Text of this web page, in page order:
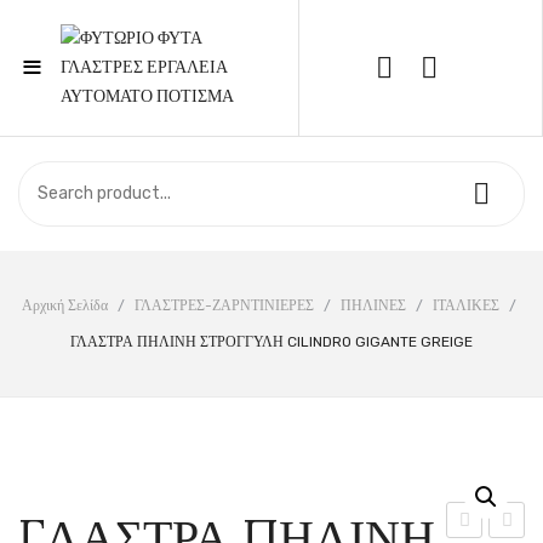
≡
Call Support: 210 6857844
ΣΧΕΤΙΚΆ ΜΕ ΕΜΆΣ
ΕΠΙΚΟΙΝΩΝΊΑ
Αρχική Σελίδα / ΓΛΑΣΤΡΕΣ-ΖΑΡΝΤΙΝΙΕΡΕΣ / ΠΗΛΙΝΕΣ / ΙΤΑΛΙΚΕΣ /
ΓΛΑΣΤΡΑ ΠΗΛΙΝΗ ΣΤΡΟΓΓΥΛΗ CILINDRO GIGANTE GREIGE